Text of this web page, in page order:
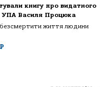
книгу про видатного
УПА Василя Процюка
життя людини